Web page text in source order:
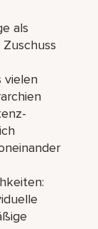
als
vielen